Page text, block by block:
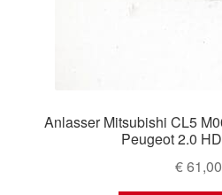
Anlasser Mitsubishi CL5
Peugeot 2.0
€61,00